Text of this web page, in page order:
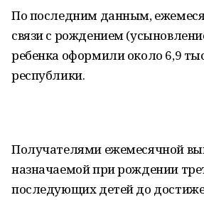
По последним данным,
связи с рождением
ребенка оформили около 6,9
республики.
Получателями ежемесячной
назначаемой при рождении
последующих детей до